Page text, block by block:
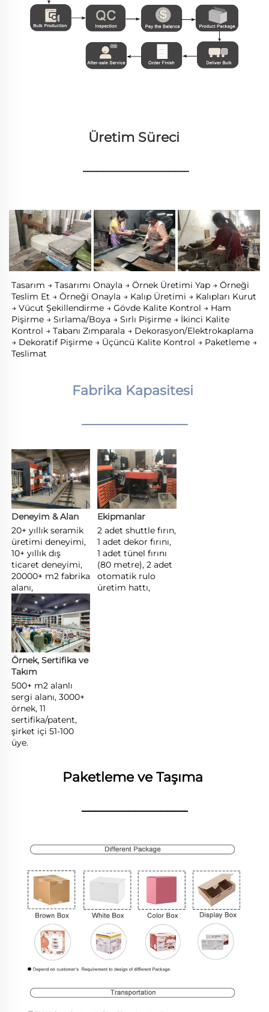
Üretim Süreci
________________
Tasarım → Tasarımı Onayla → Örnek Üretimi Yap → Örneği
Teslim Et → Örneği Onayla → Kalıp Üretimi → Kalıpları Kurut
→ Vücut Şekillendirme → Gövde Kalite Kontrol → Ham
Pişirme → Sırlama/Boya → Sırlı Pişirme → İkinci Kalite
Kontrol → Tabanı Zımparala → Dekorasyon/Elektrokaplama
→ Dekoratif Pişirme → Üçüncü Kalite Kontrol → Paketleme →
Teslimat
Fabrika Kapasitesi
________________
Deneyim & Alan
20+ yıllık seramik
üretimi deneyimi,
10+ yıllık dış
ticaret deneyimi,
20000+ m2 fabrika
alanı,
Ekipmanlar
2 adet shuttle fırın,
1 adet dekor fırını,
1 adet tünel fırını
(80 metre), 2 adet
otomatik rulo
üretim hattı,
Örnek, Sertifika ve
Takım
500+ m2 alanlı
sergi alanı, 3000+
örnek, 11
sertifika/patent,
şirket içi 51-100
üye.
Paketleme ve Taşıma
________________